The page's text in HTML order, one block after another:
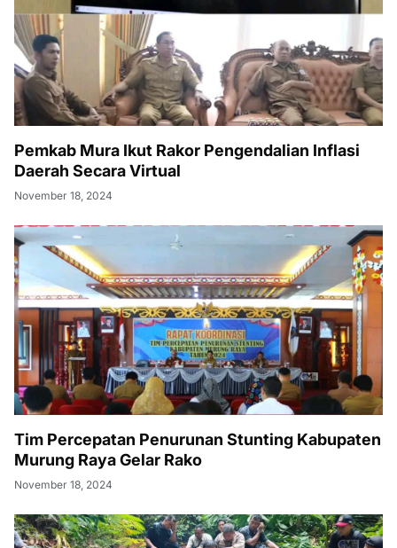
Pemkab Mura Ikut Rakor Pengendalian Inflasi
Daerah Secara Virtual
November 18, 2024
Tim Percepatan Penurunan Stunting Kabupaten
Murung Raya Gelar Rako
November 18, 2024